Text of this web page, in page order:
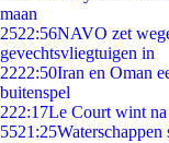
maan
2522:56NAVO zet
gevechtsvliegtuigen in
2222:50Iran en Oman
buitenspel
222:17Le Court wint na
5521:25Waterschappen